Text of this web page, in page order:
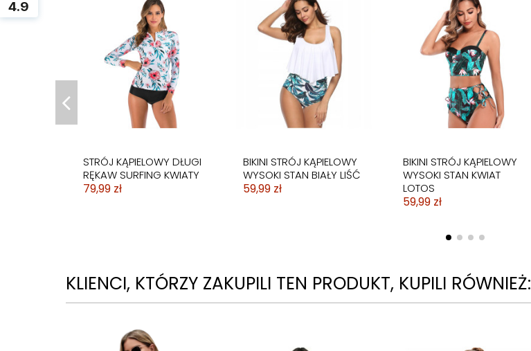
STRÓJ KOSTIUM
KĄPIELOWY
WYSZCZUPLAJĄCY
STRÓJ KĄPIELOWY
SUKIENKA
DWUCZĘŚCIOWA
SPODENKI
STRÓJ KOSTIUM
KĄPIELOWY
WYSZCZUPLAJĄCY
STRÓJ KĄPIELOWY DŁUGI
RĘKAW SURFING KWIATY
79,99 zł
BIKINI STRÓJ KĄPIELOWY
WYSOKI STAN BIAŁY LIŚĆ
59,99 zł
BIKINI STRÓJ KĄPIELOWY
WYSOKI STAN KWIAT
LOTOS
59,99 zł
KLIENCI, KTÓRZY ZAKUPILI TEN PRODUKT, KUPILI RÓWNIEŻ:
4.9